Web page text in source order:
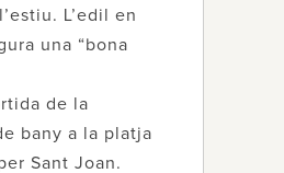
L’edil en
una “bona
de la
bany a la platja
Sant Joan.